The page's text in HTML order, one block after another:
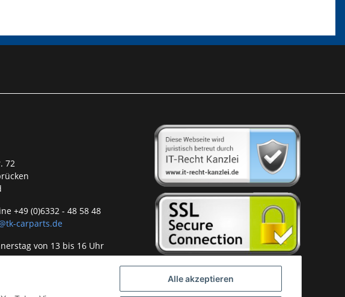
Alle akzeptieren
72
+49 (0)6332 - 48 58 48
carparts.de
von 13 bis 16 Uhr